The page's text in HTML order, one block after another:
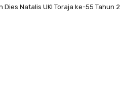
Dies Natalis UKI Toraja ke-55 Tahun